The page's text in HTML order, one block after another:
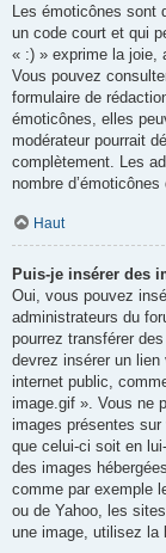
Les émoticônes
un code court et qui
« :) » exprime la joie,
Vous pouvez
formulaire de
émoticônes, elles
modérateur pourrait
complètement. Les
nombre
Haut
Puis-je insérer des
Oui, vous pouvez
administrateurs du
pourrez transférer
devrez insérer un
internet public,
image.gif ». Vous ne
images présentes sur
que celui-ci soit en
des images
comme par exemple
ou de Yahoo, les
une image, utilisez la